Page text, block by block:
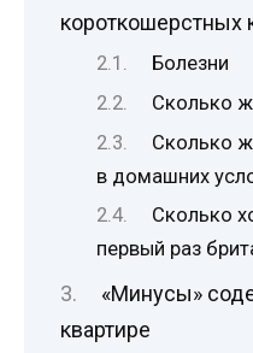
короткошерстных
Болезни
Сколько
Сколько
в домашних
Сколько
первый раз
«Минусы»
квартире